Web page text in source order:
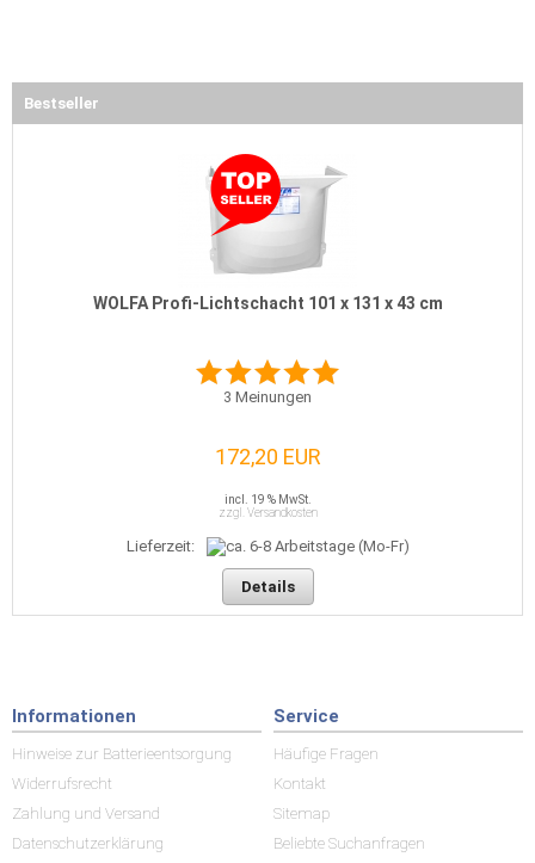
Bestseller
WOLFA Profi-Lichtschacht 101 x 131 x 43 cm
3 Meinungen
172,20 EUR
incl. 19 % MwSt.
zzgl. Versandkosten
Lieferzeit:
Details
Informationen
Hinweise zur Batterieentsorgung
Widerrufsrecht
Zahlung und Versand
Datenschutzerklärung
Service
Häufige Fragen
Kontakt
Sitemap
Beliebte Suchanfragen